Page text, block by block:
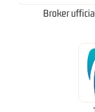
Broker